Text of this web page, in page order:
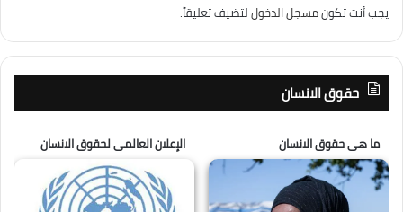
يجب أنت تكونمسجل الدخوللتضيف تعليقاً.
حقوق الانسان
ما هى حقوق الانسان الإعلان العالمى لحقوق الانسان